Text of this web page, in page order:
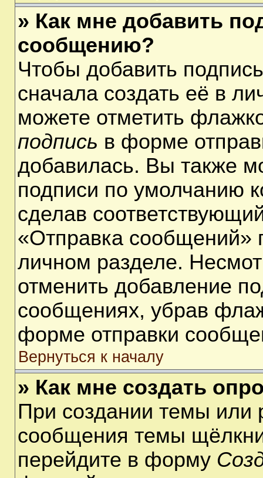
» Как мне добавить
сообщению?
Чтобы добавить
сначала создать её в
можете отметить
подпись в форме
добавилась. Вы также
подписи по умолчанию
сделав
«Отправка сообщений»
личном разделе.
отменить добавление
сообщениях, убрав
форме отправки
Вернуться к началу
» Как мне создать
При создании темы или
сообщения темы
перейдите в форму